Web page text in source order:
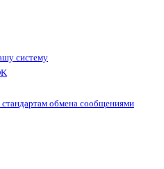
систему
обмена сообщениями